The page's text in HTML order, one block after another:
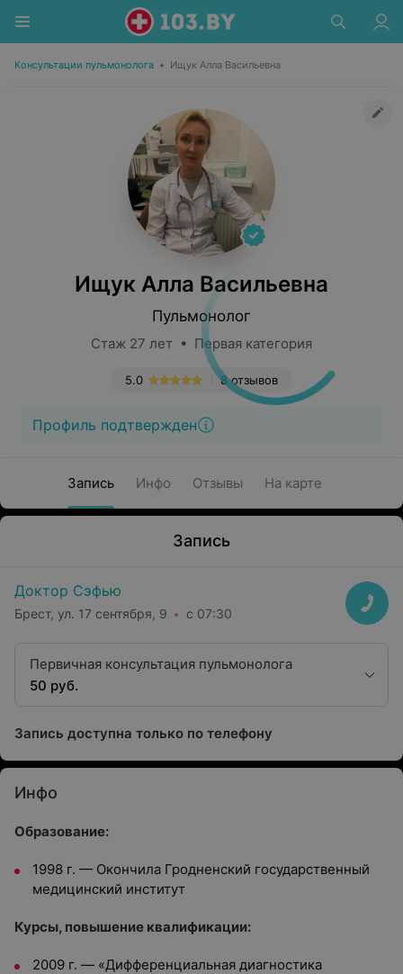
Консультации пульмонолога • Ищук Алла Васильевна
Ищук Алла Васильевна
Пульмонолог
Стаж 27 лет • Первая категория
8 отзывов
5.0
Профиль подтвержден
Запись Инфо Отзывы На карте
Запись
Доктор Сэфью
Брест, ул. 17 сентября, 9 с 07:30
Первичная консультация пульмонолога
50 руб.
Запись доступна только по телефону
Инфо
Образование:
1998 г. — Окончила Гродненский государственный
медицинский институт
Курсы, повышение квалификации:
2009 г. — «Дифференциальная диагностика